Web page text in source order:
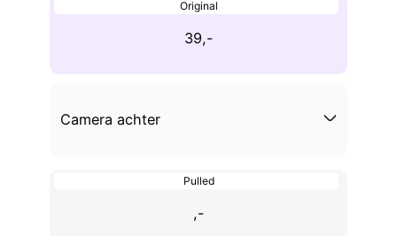
Original
39,-
Camera achter
Pulled
,-